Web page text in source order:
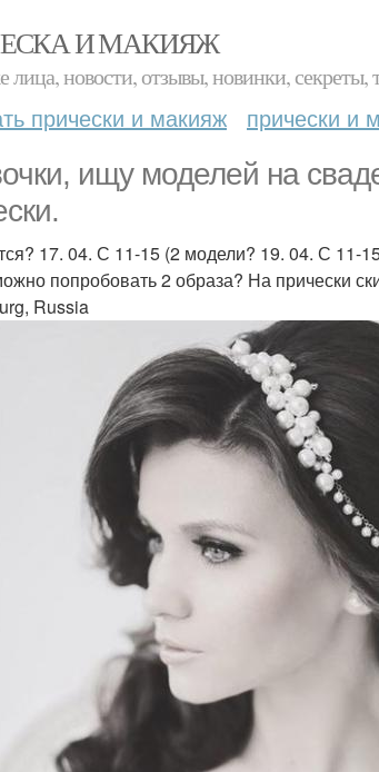
И МАКИЯЖ
новости, отзывы, новинки, секреты,
прически и макияж прически и
ищу моделей на
17. 04. С 11-15 (2 модели? 19. 04. С 11-
попробовать 2 образа? На прически
Russia